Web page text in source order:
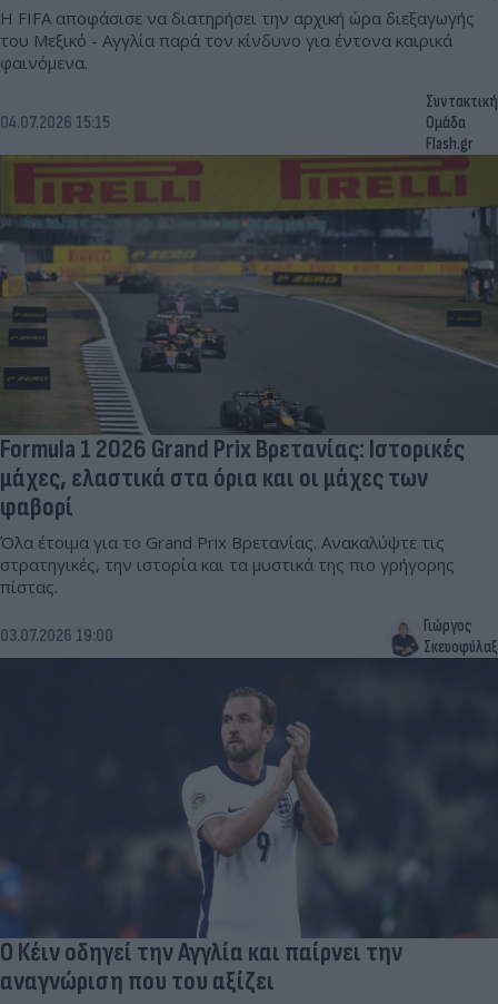
Η FIFA αποφάσισε να διατηρήσει την αρχική ώρα διεξαγωγής
του Μεξικό - Αγγλία παρά τον κίνδυνο για έντονα καιρικά
φαινόμενα.
04.07.2026 15:15
Συντακτική
Ομάδα
Flash.gr
Formula 1 2026 Grand Prix Βρετανίας: Ιστορικές
μάχες, ελαστικά στα όρια και οι μάχες των
φαβορί
Όλα έτοιμα για το Grand Prix Βρετανίας. Ανακαλύψτε τις
στρατηγικές, την ιστορία και τα μυστικά της πιο γρήγορης
πίστας.
03.07.2026 19:00
Γιώργος
Σκευοφύλαξ
Ο Κέιν οδηγεί την Αγγλία και παίρνει την
αναγνώριση που του αξίζει